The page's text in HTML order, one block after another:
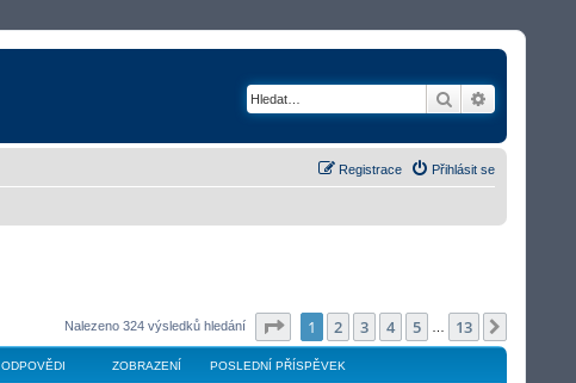
Hledat
Přihlásit se
Registrace
Nalezeno 324 výsledků hledání Stránka z
1 2 3 4 5 13
ODPOVĚDI ZOBRAZENÍ POSLEDNÍ PŘÍSPĚVEK